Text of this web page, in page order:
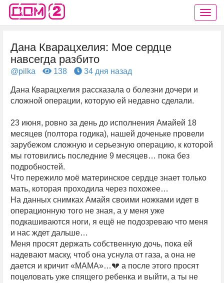
Дана Кварацхелия: Мое сердце
навсегда разбито
@pilka 138 34 дня назад
Дана Кварацхелия рассказала о болезни дочери и
сложной операции, которую ей недавно сделали.
23 июня, ровно за день до исполнения Амайей 18
месяцев (полтора годика), нашей доченьке провели
зарубежом сложную и серьезную операцию, к которой
мы готовились последние 9 месяцев… пока без
подробностей.
Что пережило моё материнское сердце знает только
мать, которая проходила через похожее…
На данных снимках Амайя своими ножками идет в
операционную того не зная, а у меня уже
подкашиваются ноги, я ещё не подозреваю что меня
и нас ждет дальше…
Меня просят держать собственную дочь, пока ей
надевают маску, чтоб она уснула от газа, а она не
дается и кричит «МАМА»…💔 а после этого просят
поцеловать уже спящего ребенка и выйти, а ты не